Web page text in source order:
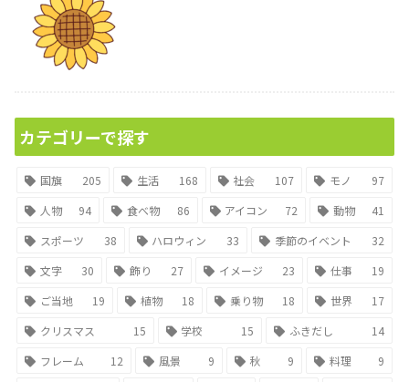
カテゴリーで探す
国旗 205 生活 168 社会 107 モノ
97
人物
94 食べ物 86 アイコン 72 動物
41
スポーツ
38 ハロウィン 33 季節のイベント
32
文字
30 飾り 27 イメージ 23 仕事
19
ご当地
19 植物 18 乗り物 18 世界
17
クリスマス
15 学校 15 ふきだし
14
フレーム
12 風景 9 秋 9 料理
9